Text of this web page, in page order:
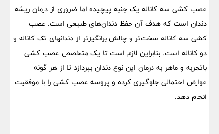
عصب کشی سه کاناله یک جنبه پیچیده اما ضروری از درمان ریشه
دندان است که هدف آن حفظ دندان‌های طبیعی است. عصب
کشی سه کاناله سخت‌تر و چالش برانگیزتر از دندانهای تک کاناله و
دو کاناله است. بنابراین لازم است تا یک متخصص عصب کشی
باتجربه و ماهر به درمان این نوع دندان بپردازد تا از هر گونه
عوارض احتمالی جلوگیری کرده و پروسه عصب کشی را با موفقیت
انجام دهد.